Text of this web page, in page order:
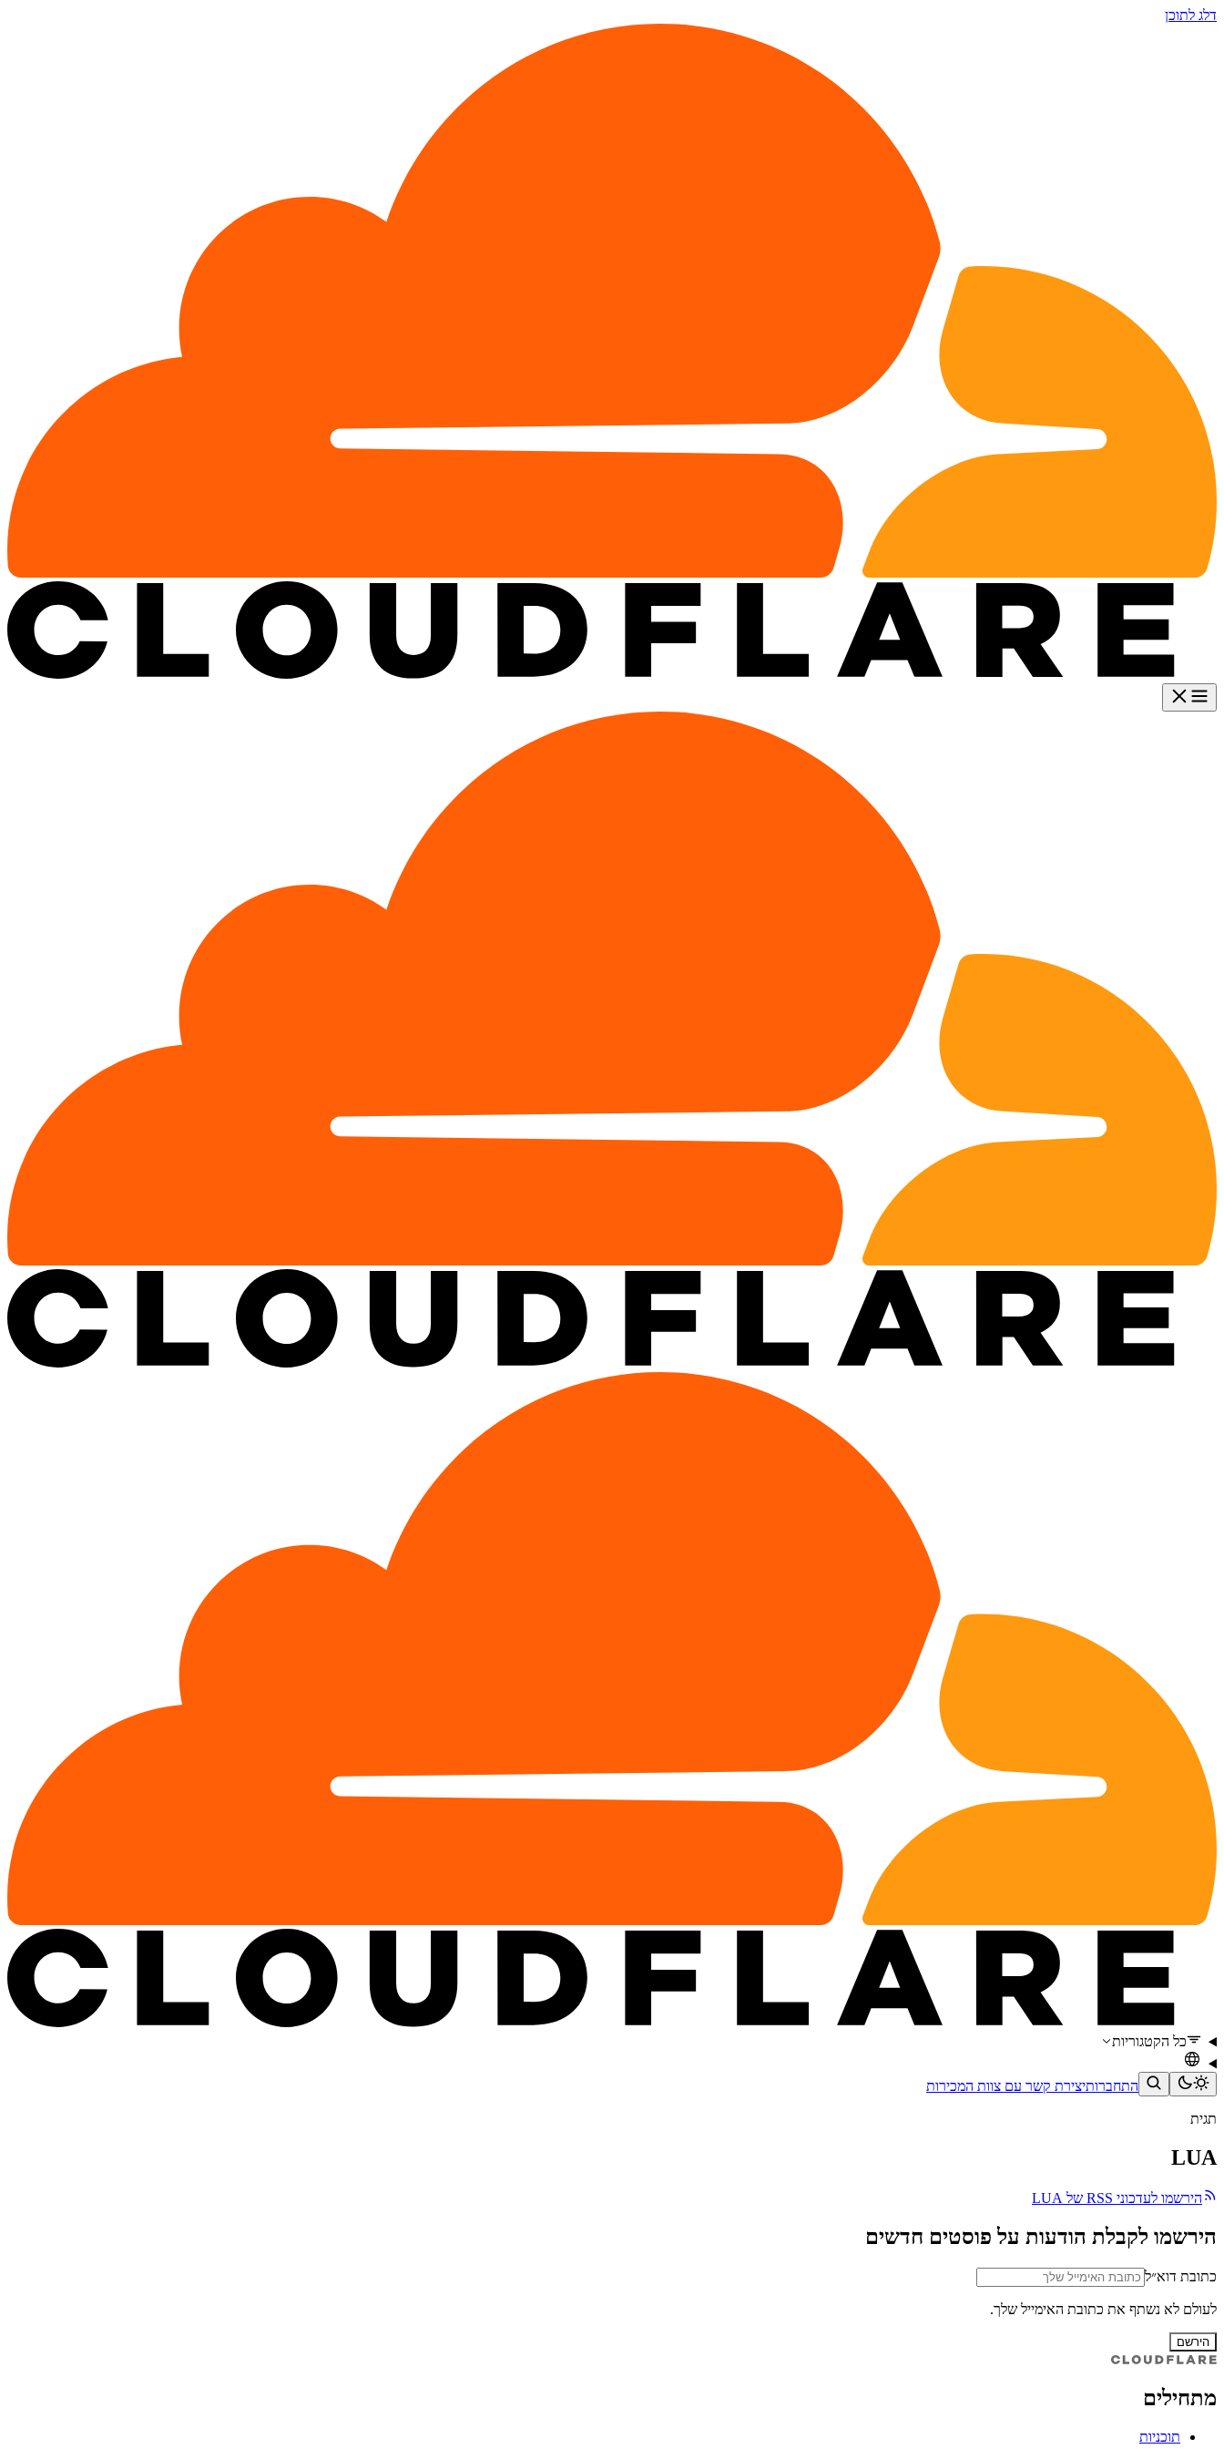
דלג לתוכן
כל הקטגוריות
התחברותיצירת קשר עם צוות המכירות
תגית
LUA
הירשמו לעדכוני RSS של LUA
הירשמו לקבלת הודעות על פוסטים חדשים
כתובת דוא״ל
לעולם לא נשתף את כתובת האימייל שלך.
הירשם
מתחילים
תוכניות